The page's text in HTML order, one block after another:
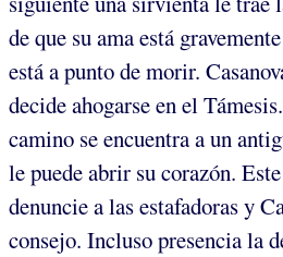
de que su ama está
está a punto de morir.
decide ahogarse en el
camino se encuentra a un
le puede abrir su corazón.
denuncie a las estafadoras y
consejo. Incluso presencia la